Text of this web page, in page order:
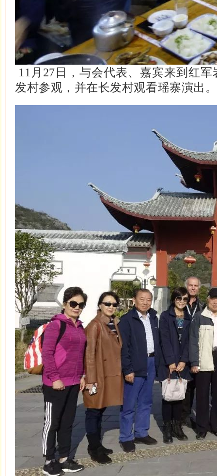
11月27日，与会代表、嘉宾来到红
发村参观，并在长发村观看瑶寨演出。